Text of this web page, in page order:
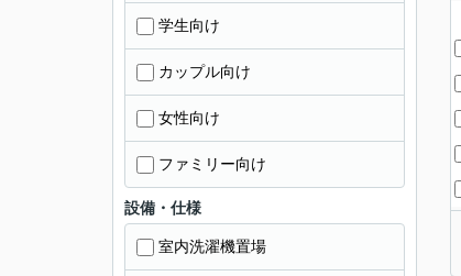
学生向け
カップル向け
女性向け
ファミリー向け
設備・仕様
室内洗濯機置場